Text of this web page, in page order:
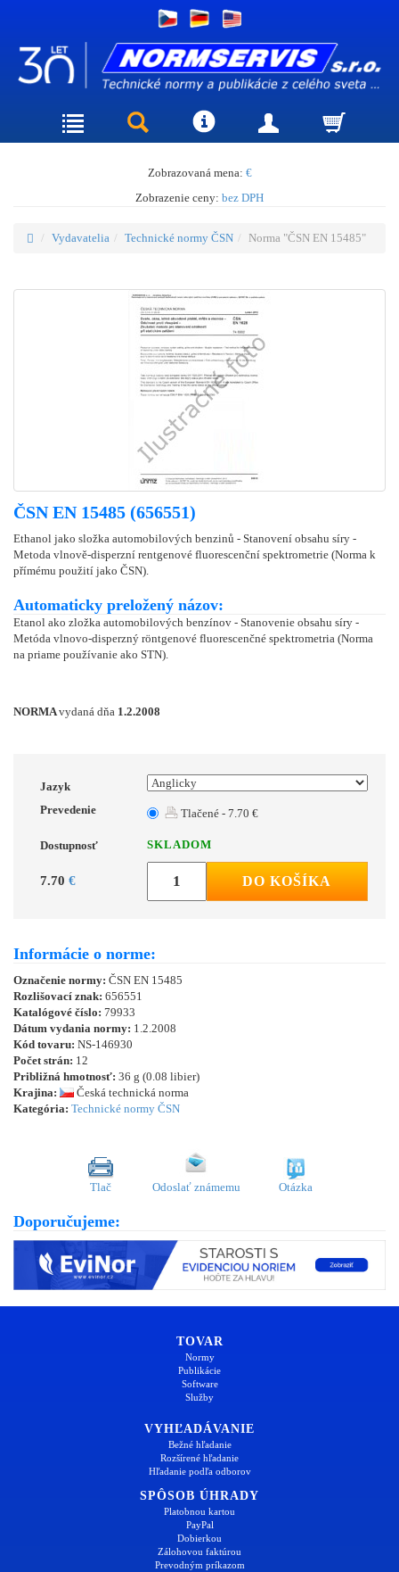
Zobrazovaná mena: €
Zobrazenie ceny: bez DPH
Vydavatelia Technické normy ČSN Norma "ČSN EN 15485"
ČSN EN 15485 (656551)
Ethanol jako složka automobilových benzinů - Stanovení obsahu síry -
Metoda vlnově-disperzní rentgenové fluorescenční spektrometrie (Norma k
přímému použití jako ČSN).
Automaticky preložený názov:
Etanol ako zložka automobilových benzínov - Stanovenie obsahu síry -
Metóda vlnovo-disperzný röntgenové fluorescenčné spektrometria (Norma
na priame používanie ako STN).
NORMAvydaná dňa 1.2.2008
Jazyk
Prevedenie
Tlačené - 7.70 €
Dostupnosť SKLADOM
7.70 € DO KOŠÍKA
Informácie o norme:
Označenie normy: ČSN EN 15485
Rozlišovací znak: 656551
Katalógové číslo: 79933
Dátum vydania normy: 1.2.2008
Kód tovaru: NS-146930
Počet strán: 12
Približná hmotnosť: 36 g (0.08 libier)
Krajina:
Česká technická norma
Kategória: Technické normy ČSN
Tlač Odoslať známemu Otázka
Doporučujeme:
TOVAR
Normy
Publikácie
Software
Služby
VYHĽADÁVANIE
Bežné hľadanie
Rozšírené hľadanie
Hľadanie podľa odborov
SPÔSOB ÚHRADY
Platobnou kartou
PayPal
Dobierkou
Zálohovou faktúrou
Prevodným príkazom